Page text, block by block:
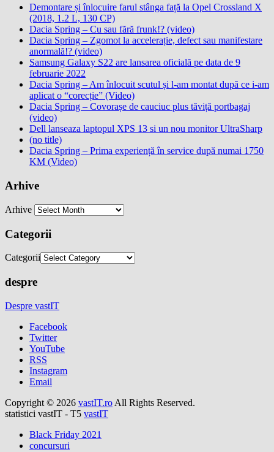
Demontare și înlocuire farul stânga față la Opel Crossland X
(2018, 1.2 L, 130 CP)
Dacia Spring – Cu sau fără frunk!? (video)
Dacia Spring – Zgomot la accelerație, defect sau manifestare
anormală!? (video)
Samsung Galaxy S22 are lansarea oficială pe data de 9
februarie 2022
Dacia Spring – Am înlocuit scutul și l-am montat după ce i-am
aplicat o “corecție” (Video)
Dacia Spring – Covorașe de cauciuc plus tăviță portbagaj
(video)
Dell lanseaza laptopul XPS 13 si un nou monitor UltraSharp
(no title)
Dacia Spring – Prima experiență în service după numai 1750
KM (Video)
Arhive
Arhive
Categorii
Categorii
despre
Despre vastIT
Facebook
Twitter
YouTube
RSS
Instagram
Email
Copyright © 2026 vastIT.ro All Rights Reserved.
statistici vastIT - T5 vastIT
Black Friday 2021
concursuri